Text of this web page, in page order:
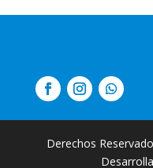
Derechos